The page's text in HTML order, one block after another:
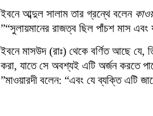
ইবনে আব্দুল সালাম তার গ্রন্থে বলেন
“সুলায়মানের রাজত্ব ছিল পাঁচশ মাস
ইবনে মাসউদ (রাঃ) থেকে বর্ণিত আছে যে,
করা, যাতে সে অবশ্যই এটি অর্জন করতে
মাওয়ারদী বলেন: “এবং যে ব্যক্তি এটি